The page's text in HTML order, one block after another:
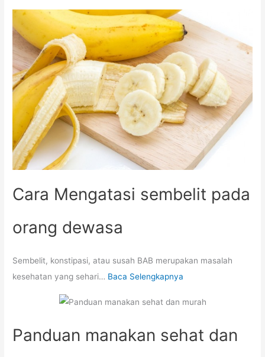
Cara Mengatasi sembelit pada
orang dewasa
Sembelit, konstipasi, atau susah BAB merupakan masalah
kesehatan yang sehari… Baca Selengkapnya
Panduan manakan sehat dan